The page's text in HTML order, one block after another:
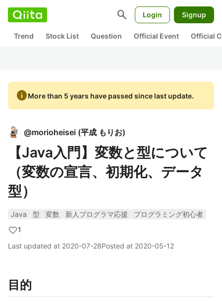
search Login Signup
Trend Stock List Question Official Event Official
infoMore than 5 years have passed since last update.
@morioheisei (平成 もりお)
【Java入門】変数と型について
（変数の宣言、初期化、データ
型）
Java 型 変数 新人プログラマ応援
プログラミング初心者
1
Last updated at 2020-07-28Posted at 2020-05-12
目的